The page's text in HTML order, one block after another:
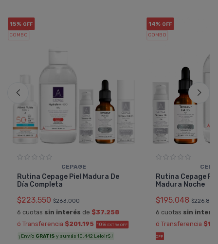
15% OFF
COMBO
CEPAGE
Rutina Cepage Piel Madura De
Día Completa
$223.550 $263.000
6 cuotas sin interés de $37.258
ó Transferencia $201.195 10% EXTRA OFF
¡ Envío GRATIS y sumás 10.442 Leloir$ !
14% OFF
COMBO
Rutina Cepage
Madura Noche
$195.048 $226.800
6 cuotas sin
ó Transferencia
OFF